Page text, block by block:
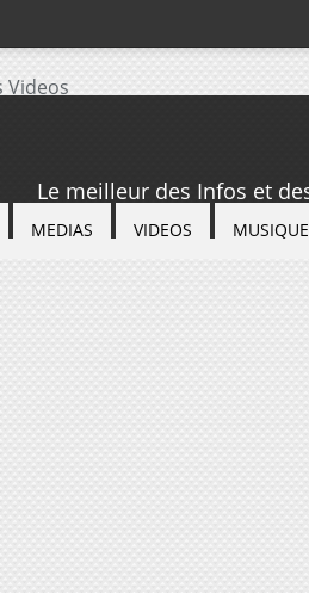
Le meilleur des Infos et
MEDIAS VIDEOS MUSIQUE